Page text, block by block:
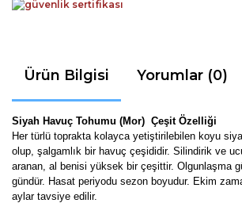
Ürün Bilgisi Yorumlar (0)
Siyah Havuç Tohumu (Mor) Çeşit Özelliği
Her türlü toprakta kolayca yetiştirilebilen koyu
olup, şalgamlık bir havuç çeşididir. Silindirik ve
aranan, al benisi yüksek bir çeşittir. Olgunlaşma
gündür. Hasat periyodu sezon boyudur. Ekim
aylar tavsiye edilir.